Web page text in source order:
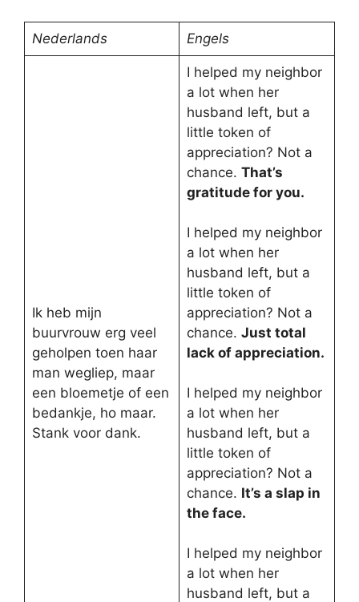
Nederlands Engels
Ik heb mijn
buurvrouw erg veel
geholpen toen haar
man wegliep, maar
een bloemetje of een
bedankje, ho maar.
Stank voor dank.
I helped my neighbor
a lot when her
husband left, but a
little token of
appreciation? Not a
chance. That’s
gratitude for you.
I helped my neighbor
a lot when her
husband left, but a
little token of
appreciation? Not a
chance. Just total
lack of appreciation.
I helped my neighbor
a lot when her
husband left, but a
little token of
appreciation? Not a
chance. It’s a slap in
the face.
I helped my neighbor
a lot when her
husband left, but a